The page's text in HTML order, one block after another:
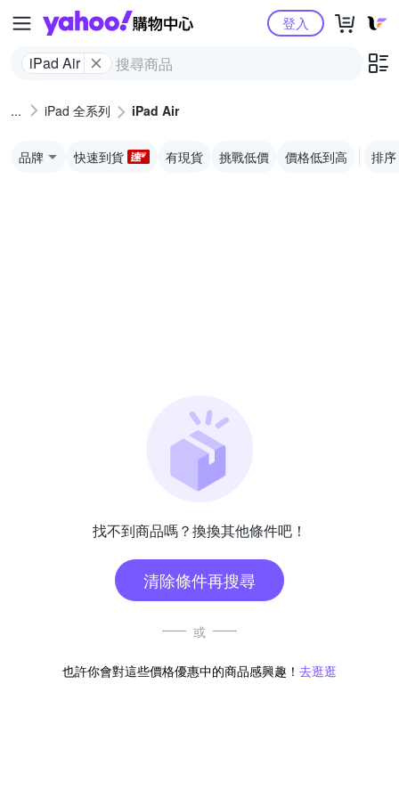
Yahoo購物中心
iPad Air
登入
iPad 全系列 iPad Air
品牌 快速到貨 有現貨 挑戰低價 價格低到高 排序
找不到商品嗎？換換其他條件吧！
清除條件再搜尋
或
也許你會對這些價格優惠中的商品感興趣！ 去逛逛